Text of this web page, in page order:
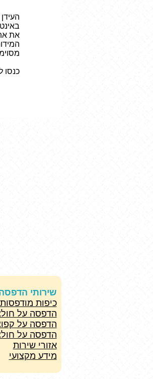
את
כנסו
שירותי
כיפות מודפסות
הדפסה על
הדפסה על
הדפסה על
אזורי שירות
מידע מקצועי